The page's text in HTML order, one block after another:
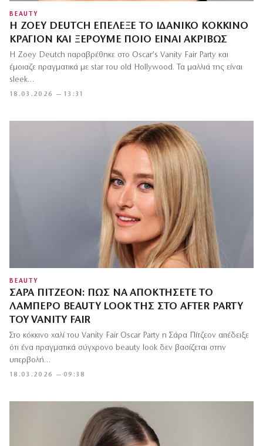
BEAUTY
Η ZOEY DEUTCH ΕΠΈΛΕΞΕ ΤΟ ΙΔΑΝΙΚΌ ΚΌΚΚΙΝΟ
ΚΡΑΓΙΌΝ ΚΑΙ ΞΈΡΟΥΜΕ ΠΟΙΟ ΕΊΝΑΙ ΑΚΡΙΒΏΣ
18.03.2026 — 13:31
Η Zoey Deutch παραβρέθηκε στο Oscar’s Vanity Fair Party και
έμοιαζε πραγματικά με star του old Hollywood. Τα μαλλιά της είναι
sleek…
BEAUTY
ΣΆΡΑ ΠΊΤΖΕΟΝ: ΠΏΣ ΝΑ ΑΠΟΚΤΉΣΕΤΕ ΤΟ
ΛΑΜΠΕΡΌ BEAUTY LOOK ΤΗΣ ΣΤΟ AFTER PARTY
ΤΟΥ VANITY FAIR
18.03.2026 — 09:38
Στο κόκκινο χαλί του Vanity Fair Oscar Party η Σάρα Πίτζεον απέδειξε
ότι ένα πραγματικά σύγχρονο beauty look δεν βασίζεται στην
υπερβολή…